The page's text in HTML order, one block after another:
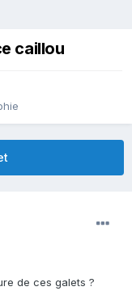
caillou
de ces galets ?